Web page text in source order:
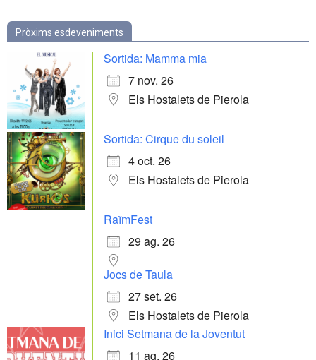
Pròxims esdeveniments
Sortida: Mamma mia
7 nov. 26
Els Hostalets de Pierola
Sortida: Cirque du soleil
4 oct. 26
Els Hostalets de Pierola
RaïmFest
29 ag. 26
Jocs de Taula
27 set. 26
Els Hostalets de Pierola
Inici Setmana de la Joventut
11 ag. 26